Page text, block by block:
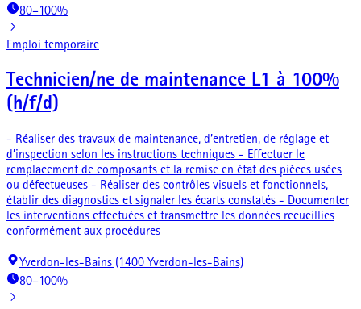
80–100%
Emploi temporaire
Technicien/ne de maintenance L1 à 100%
(h/f/d)
- Réaliser des travaux de maintenance, d’entretien, de réglage et
d’inspection selon les instructions techniques - Effectuer le
remplacement de composants et la remise en état des pièces usées
ou défectueuses - Réaliser des contrôles visuels et fonctionnels,
établir des diagnostics et signaler les écarts constatés - Documenter
les interventions effectuées et transmettre les données recueillies
conformément aux procédures
Yverdon-les-Bains (1400 Yverdon-les-Bains)
80–100%